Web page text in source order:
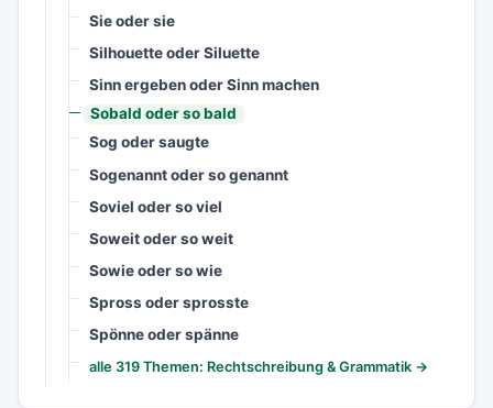
Sie oder sie
Silhouette oder Siluette
Sinn ergeben oder Sinn machen
Sobald oder so bald
Sog oder saugte
Sogenannt oder so genannt
Soviel oder so viel
Soweit oder so weit
Sowie oder so wie
Spross oder sprosste
Spönne oder spänne
alle 319 Themen: Rechtschreibung & Grammatik →